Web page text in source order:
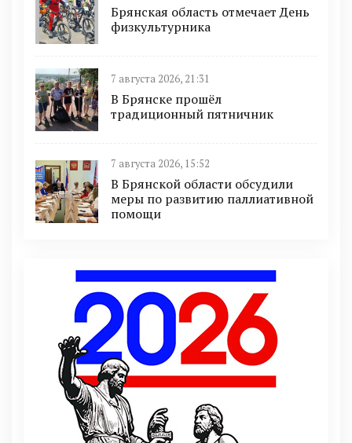
Брянская область отмечает День
физкультурника
7 августа 2026, 21:31
В Брянске прошёл
традиционный пятничник
7 августа 2026, 15:52
В Брянской области обсудили
меры по развитию паллиативной
помощи